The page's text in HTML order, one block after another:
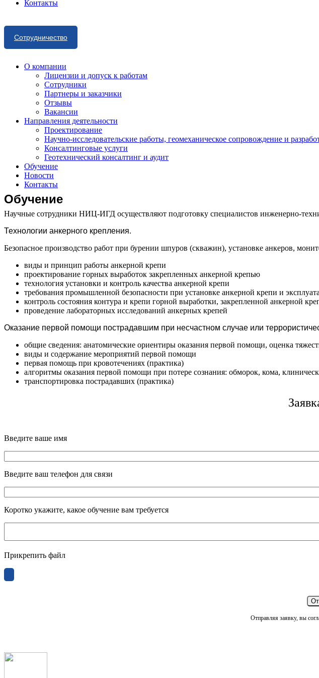
Контакты
Сотрудничество
О компании
Лицензии и допуск к работам
Сотрудники
Партнеры и заказчики
Отзывы
Вакансии
Направления деятельности
Проектирование
Научно-исследовательские работы, геомеханическое сопровождение и
Консалтинговые услуги
Геотехнический консалтинг и аудит
Обучение
Новости
Контакты
Обучение
Научные сотрудники НИЦ-ИГД осуществляют подготовку специалистов инженерно-
Технологии анкерного крепления.
Безопасное производство работ при бурении шпуров (скважин), установке анкеров,
виды и принцип работы анкерной крепи
проектирование горных выработок закрепленных анкерной крепью
технология установки и контроль качества анкерной крепи
требования промышленной безопасности при установке анкерной крепи и
контроль состояния контура и крепи горной выработки, закрепленной анкерной
проведение лабораторных исследований анкерных крепей
Оказание первой помощи пострадавшим при несчастном случае или
общие сведения: анатомические ориентиры оказания первой помощи, оценка
виды и содержание мероприятий первой помощи
первая помощь при кровотечениях (практика)
алгоритмы оказания первой помощи при потере сознания: обморок, кома,
транспортировка пострадавших (практика)
Введите ваше имя
Введите ваш телефон для связи
Коротко укажите, какое обучение вам требуется
Прикрепить файл
Отправляя заявку, вы